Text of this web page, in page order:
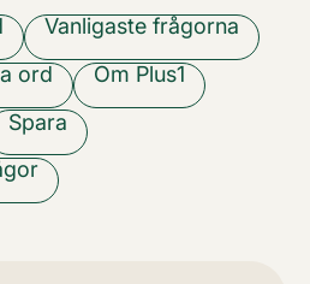
Vanligaste frågorna
ord
Om Plus1
Spara